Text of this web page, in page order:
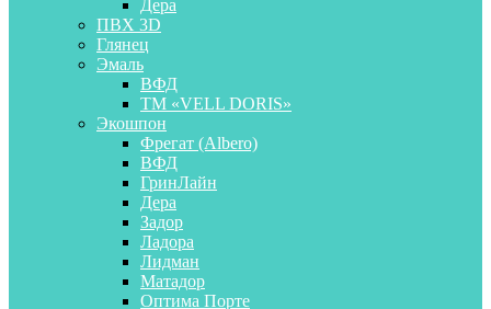
Дера
ПВХ 3D
Глянец
Эмаль
ВФД
ТМ «VELL DORIS»
Экошпон
Фрегат (Albero)
ВФД
ГринЛайн
Дера
Задор
Ладора
Лидман
Матадор
Оптима Порте